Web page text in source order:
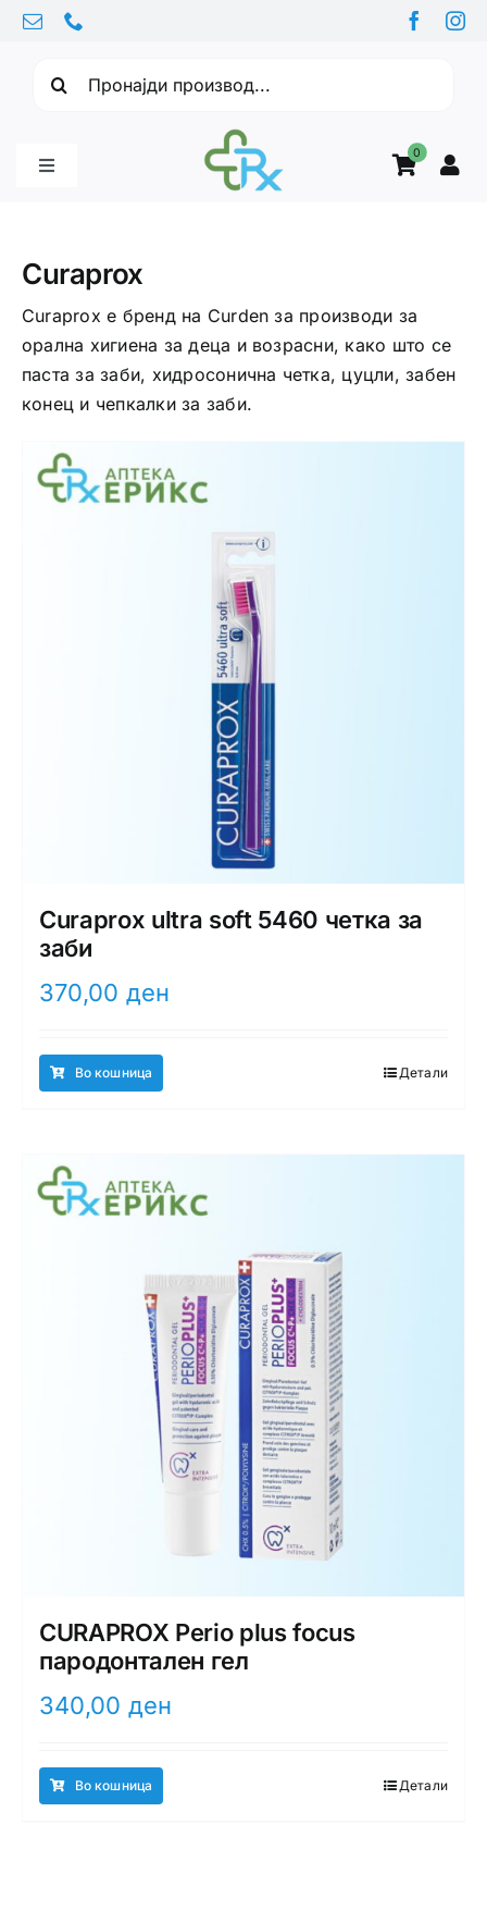
Skip
content
0
Toggle
Витамини
Здравје
Здравствени проблеми
Curaprox
Curaprox е бренд на Curden за производи за
орална хигиена за деца и возрасни, како што се
паста за заби, хидросонична четка, цуцли, забен
конец и чепкалки за заби.
Curaprox ultra soft 5460 четка за
заби
370,00 ден
Во кошница Детали
CURAPROX Perio plus focus
пародонтален гел
340,00 ден
Во кошница Детали